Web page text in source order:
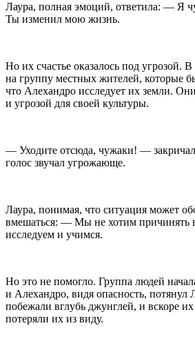
Лаура, полная эмоций, ответила: — Я
Ты изменил мою жизнь.
Но их счастье оказалось под угрозой.
на группу местных жителей, которые
что Алехандро исследует их земли.
и угрозой для своей культуры.
— Уходите отсюда, чужаки! —
голос звучал угрожающе.
Лаура, понимая, что ситуация может
вмешаться: — Мы не хотим причинять
исследуем и учимся.
Но это не помогло. Группа людей
и Алехандро, видя опасность, потянул
побежали вглубь джунглей, и вскоре их
потеряли их из виду.